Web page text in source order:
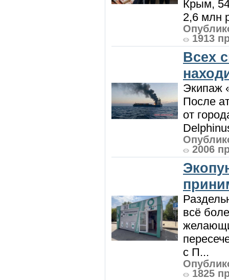
Крым,
2,6 млн
1913
Всех
Экипаж
После
от
2006
всё
с П...
1825